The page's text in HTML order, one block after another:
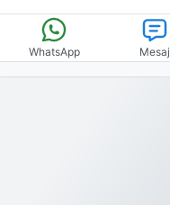
WhatsApp Mesaj